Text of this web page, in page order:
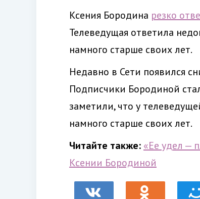
Ксения Бородина резко
Телеведущая ответила
намного старше своих лет.
Недавно в Сети появился
Подписчики Бородиной
заметили, что у
намного старше своих лет.
Читайте также: «Ее удел —
Ксении Бородиной